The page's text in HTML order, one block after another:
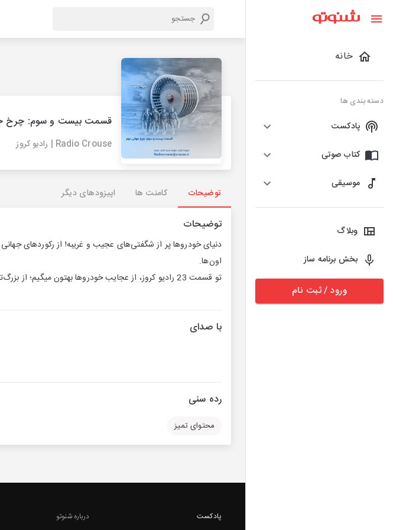
خانه
دسته بندی ها
پادکست
کتاب صوتی
موسیقی
وبلاگ
بخش برنامه ساز
ورود / ثبت نام
قسمت بیست و سوم: چرخ
Radio Crouse | رادیو کروز
توضیحات کامنت ها اپیزودهای دیگر
توضیحات
دنیای خودروها پر از شگفتی‌های عجیب و غریبه! از رکوردهای
اون‌ها.
تو قسمت 23 رادیو کروز، از عجایب خودروها بهتون میگیم؛ از بزرگ‌ترین تحول تاریخی صنعت خودروسازی که دنیای ماشین‌ها رو عوض کرد.
با صدای
رده سنی
محتوای تمیز
پادکست درباره شنوتو